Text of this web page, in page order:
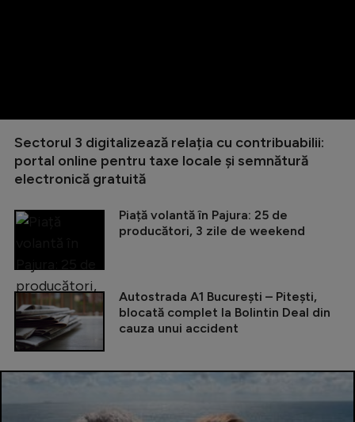
Sectorul 3 digitalizează relația cu contribuabilii:
portal online pentru taxe locale și semnătură
electronică gratuită
Piață volantă în Pajura: 25 de
producători, 3 zile de weekend
Autostrada A1 București – Pitești,
blocată complet la Bolintin Deal din
cauza unui accident